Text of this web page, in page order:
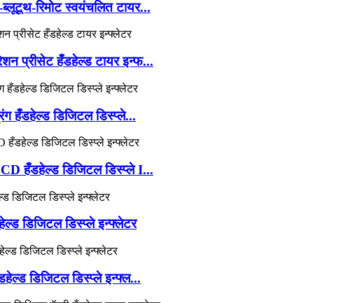
रिमोट स्वयंचलित टायर...
प्रीसेट हँडहेल्ड टायर इन्फ...
हँडहेल्ड डिजिटल डिस्प्ले...
हँडहेल्ड डिजिटल डिस्प्ले I...
डिजिटल डिस्प्ले इन्फ्लेटर
डिजिटल डिस्प्ले इन्फ्ल...